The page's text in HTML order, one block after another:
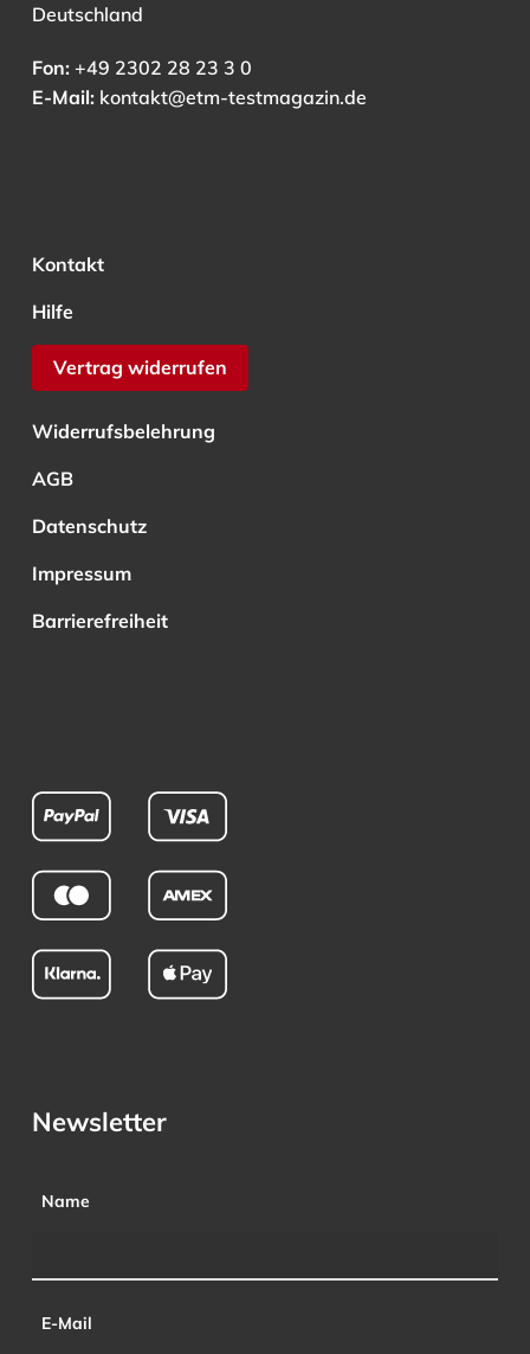
Deutschland
Fon:+49 2302 28 23 3 0
E-Mail: kontakt@etm-testmagazin.de
Kontakt
Hilfe
Vertrag widerrufen
Widerrufsbelehrung
AGB
Datenschutz
Impressum
Barrierefreiheit
Newsletter
Name
E-Mail